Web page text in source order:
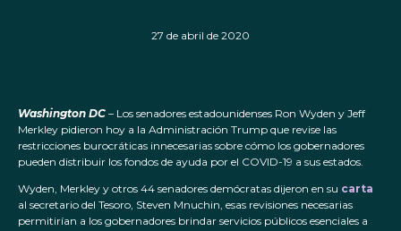
27 de abril de 2020
Washington DC – Los senadores estadounidenses Ron Wyden y Jeff
Merkley pidieron hoy a la Administración Trump que revise las
restricciones burocráticas innecesarias sobre cómo los gobernadores
pueden distribuir los fondos de ayuda por el COVID-19 a sus estados.
Wyden, Merkley y otros 44 senadores demócratas dijeron en su carta
al secretario del Tesoro, Steven Mnuchin, esas revisiones necesarias
permitirían a los gobernadores brindar servicios públicos esenciales a